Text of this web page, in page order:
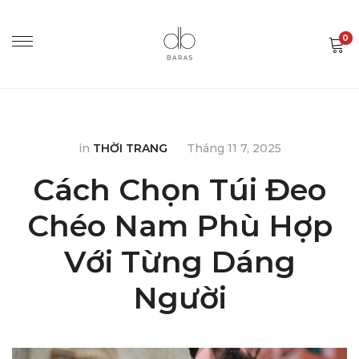
0
in THỜI TRANG Tháng 11 7, 2025
Cách Chọn Túi Đeo
Chéo Nam Phù Hợp
Với Từng Dáng
Người